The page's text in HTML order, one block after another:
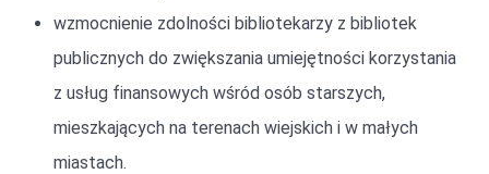
wzmocnienie zdolności bibliotekarzy z bibliotek
publicznych do zwiększania umiejętności korzystania
z usług finansowych wśród osób starszych,
mieszkających na terenach wiejskich i w małych
miastach.